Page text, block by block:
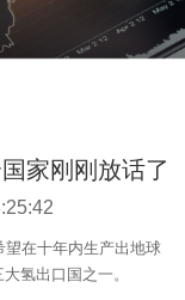
家刚刚放话了
望在十年内生产出地球
氢出口国之一。